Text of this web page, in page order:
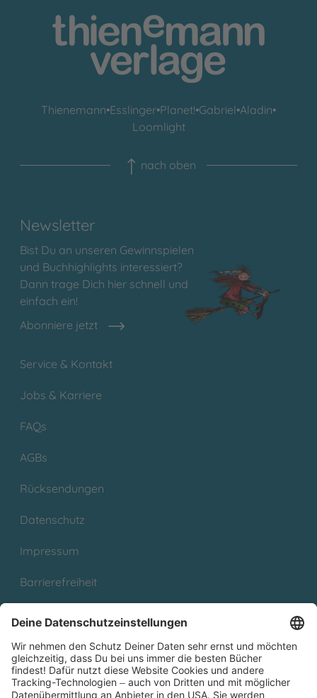
Thienemann•Esslinger•Planet!•Gabriel•Aladin•
Loomlight
nach oben
Newsletter
Bist Du an unseren Gewinnspielen
und Buchhighlights interessiert?
Dann trage Dich hier schnell und
einfach ein!
Abonniere jetzt
Service & Kontakt
Jobs & Karriere
FAQs
AGBs
Rücksendungen
Datenschutz
Impressum
Barrierefreiheit
Partnerprogramm (Affiliate)